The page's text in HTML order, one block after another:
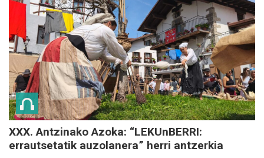
XXX. Antzinako Azoka: “LEKUnBERRI:
errautsetatik auzolanera” herri antzerkia